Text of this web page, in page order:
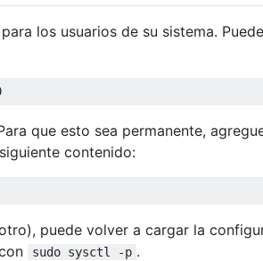
para los usuarios de su sistema.
que esto sea permanente,
contenido:
puede volver a cargar la
sudo sysctl -p .